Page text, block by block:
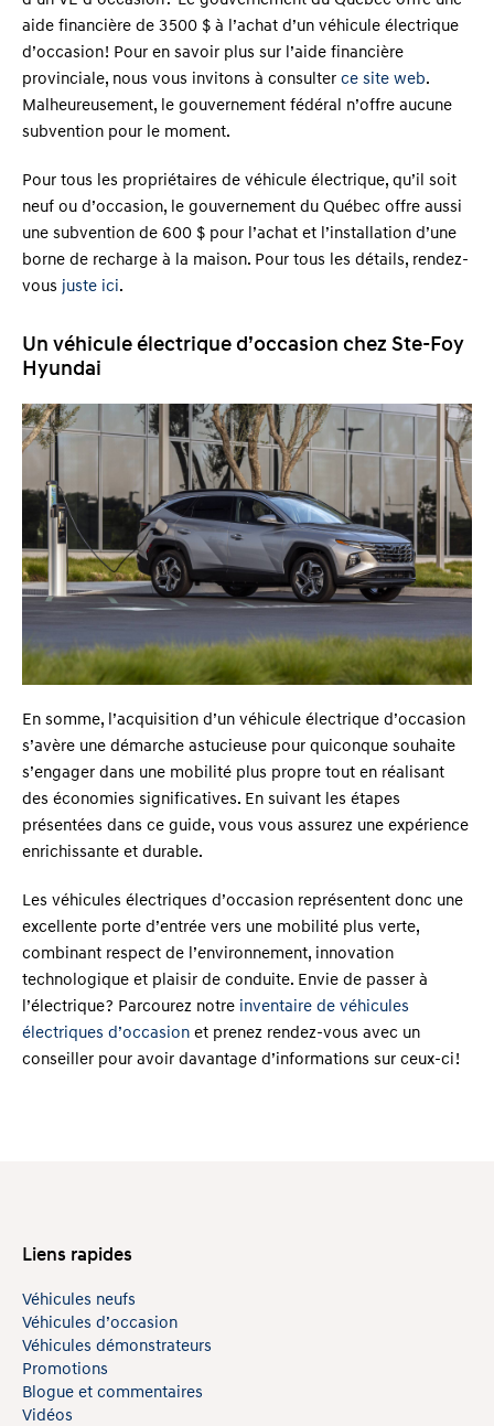
aide financière de 3 500 $ à l’achat d’un véhicule électrique
d’occasion ! Pour en savoir plus sur l’aide financière
provinciale, nous vous invitons à consulter ce site web.
Malheureusement, le gouvernement fédéral n’offre aucune
subvention pour le moment.
Pour tous les propriétaires de véhicule électrique, qu’il soit
neuf ou d’occasion, le gouvernement du Québec offre aussi
une subvention de 600 $ pour l’achat et l’installation d’une
borne de recharge à la maison. Pour tous les détails, rendez-
vous juste ici.
Un véhicule électrique d’occasion chez Ste-Foy
Hyundai
En somme, l’acquisition d’un véhicule électrique d’occasion
s’avère une démarche astucieuse pour quiconque souhaite
s’engager dans une mobilité plus propre tout en réalisant
des économies significatives. En suivant les étapes
présentées dans ce guide, vous vous assurez une expérience
enrichissante et durable.
Les véhicules électriques d’occasion représentent donc une
excellente porte d’entrée vers une mobilité plus verte,
combinant respect de l’environnement, innovation
technologique et plaisir de conduite. Envie de passer à
l’électrique ? Parcourez notre inventaire de véhicules
électriques d’occasion et prenez rendez-vous avec un
conseiller pour avoir davantage d’informations sur ceux-ci !
Liens rapides
Véhicules neufs
Véhicules d’occasion
Véhicules démonstrateurs
Promotions
Blogue et commentaires
Vidéos